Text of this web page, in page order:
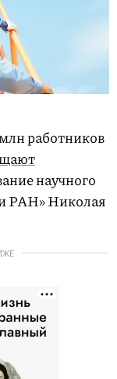
работников
научного
РАН» Николая